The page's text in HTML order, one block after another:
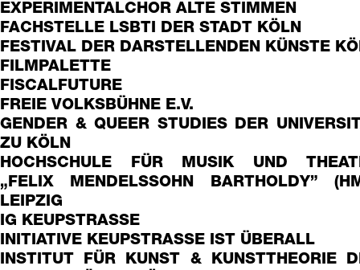
EXPERIMENTALCHOR ALTE STIMMEN
FACHSTELLE LSBTI DER STADT KÖLN
FESTIVAL DER DARSTELLENDEN KÜNSTE
FILMPALETTE
FISCALFUTURE
FREIE VOLKSBÜHNE E.V.
GENDER & QUEER STUDIES DER
ZU KÖLN
HOCHSCHULE FÜR MUSIK UND
„FELIX MENDELSSOHN BARTHOLDY”
LEIPZIG
IG KEUPSTRASSE
INITIATIVE KEUPSTRASSE IST ÜBERALL
INSTITUT FÜR KUNST & KUNSTTHEORIE